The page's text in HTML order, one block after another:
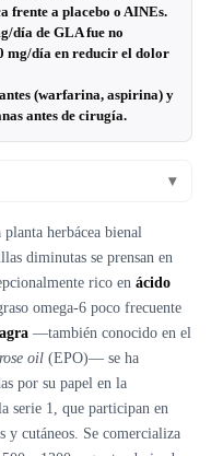
frente a placebo o AINEs.
día de GLA fue no
mg/día en reducir el dolor
(warfarina, aspirina) y
antes de cirugía.
▾
planta herbácea bienal
diminutas se prensan en
rico en ácido
omega-6 poco frecuente
—también conocido en el
oil (EPO)— se ha
por su papel en la
serie 1, que participan en
y cutáneos. Se comercializa